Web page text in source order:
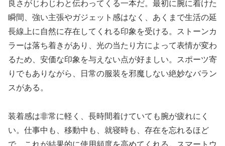
良さがじわじわと伝わってくる一本だ。最初に腕に着けた
瞬間、強い主張やガジェット感はなく、あくまで生活の延
長線上に自然に存在してくれる印象を受ける。ストーンカ
ラーは落ち着きがあり、光の当たり方によって表情が変わ
るため、安価な印象を与えない点が好ましい。スポーツ寄
りでもありながら、日常の服装を邪魔しない絶妙なバラン
スがある。
装着感は非常に軽く、長時間着けていても腕が疲れにく
い。仕事中も、移動中も、就寝時も、存在を忘れるほど
で、これが結果的に使用頻度を高めてくれる。スマートウ